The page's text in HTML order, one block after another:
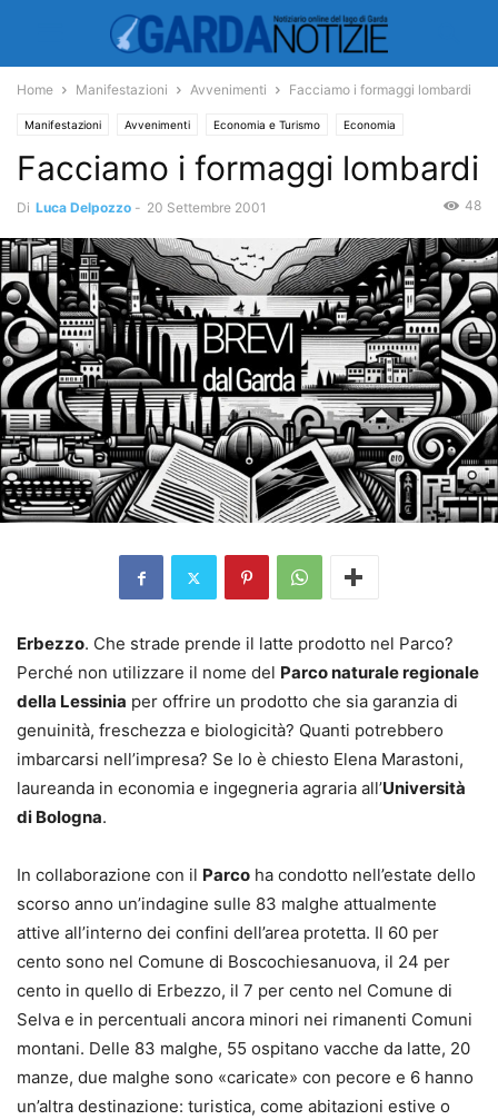
Home Manifestazioni Avvenimenti Facciamo i formaggi lombardi
Manifestazioni Avvenimenti Economia e Turismo Economia
Ambiente e Territorio Territorio
Facciamo i formaggi lombardi
Di Luca Delpozzo - 20 Settembre 2001 48
Erbezzo. Che strade prende il latte prodotto nel Parco?
Perché non utilizzare il nome del Parco naturale regionale
della Lessinia per offrire un prodotto che sia garanzia di
genuinità, freschezza e biologicità? Quanti potrebbero
imbarcarsi nell’impresa? Se lo è chiesto Elena Marastoni,
laureanda in economia e ingegneria agraria all’Università
di Bologna.
In collaborazione con il Parco ha condotto nell’estate dello
scorso anno un’indagine sulle 83 malghe attualmente
attive all’interno dei confini dell’area protetta. Il 60 per
cento sono nel Comune di Boscochiesanuova, il 24 per
cento in quello di Erbezzo, il 7 per cento nel Comune di
Selva e in percentuali ancora minori nei rimanenti Comuni
montani. Delle 83 malghe, 55 ospitano vacche da latte, 20
manze, due malghe sono «caricate» con pecore e 6 hanno
un’altra destinazione: turistica, come abitazioni estive o